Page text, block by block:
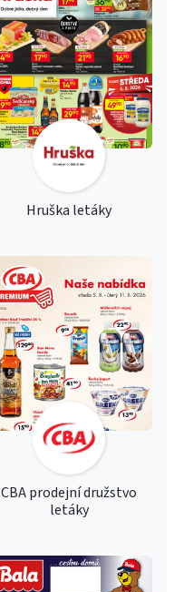
Hruška letáky
CBA prodejní družstvo
letáky